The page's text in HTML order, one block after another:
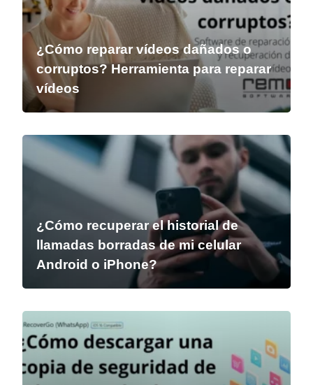
¿Cómo reparar vídeos dañados o
corruptos? Herramienta para reparar
vídeos
¿Cómo recuperar el historial de
llamadas borradas de mi celular
Android o iPhone?